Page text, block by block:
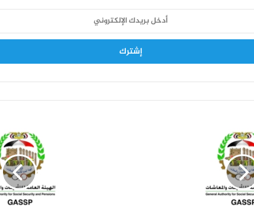
يزداد إثارة ..
شعيب بمناسبة
العامة للتأمينات
هيئة التأمينات